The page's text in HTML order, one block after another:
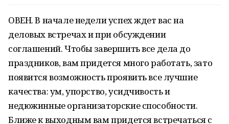
ОВЕН. В начале недели успех ждет вас на
деловых встречах и при обсуждении
соглашений. Чтобы завершить все дела до
праздников, вам придется много работать, зато
появится возможность проявить все лучшие
качества: ум, упорство, усидчивость и
недюжинные организаторские способности.
Ближе к выходным вам придется встречаться с